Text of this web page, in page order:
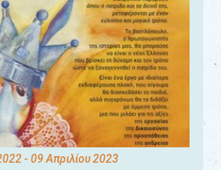
- 09 Απριλίου 2023